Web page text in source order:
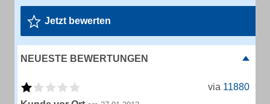
Jetzt bewerten
NEUESTE BEWERTUNGEN
via 11880